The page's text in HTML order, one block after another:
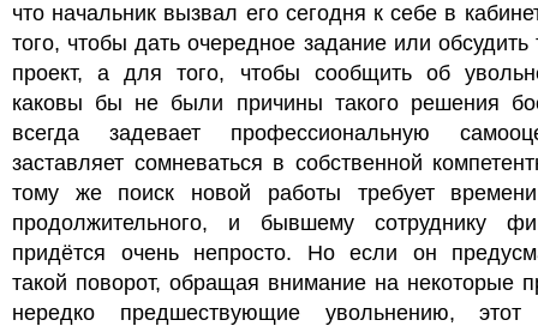
что начальник вызвал его сегодня к себе в
того, чтобы дать очередное задание или обсудить
проект, а для того, чтобы сообщить об
каковы бы не были причины такого решения
всегда задевает профессиональную
заставляет сомневаться в собственной
тому же поиск новой работы требует
продолжительного, и бывшему сотруднику
придётся очень непросто. Но если он
такой поворот, обращая внимание на некоторые
нередко предшествующие увольнению, этот